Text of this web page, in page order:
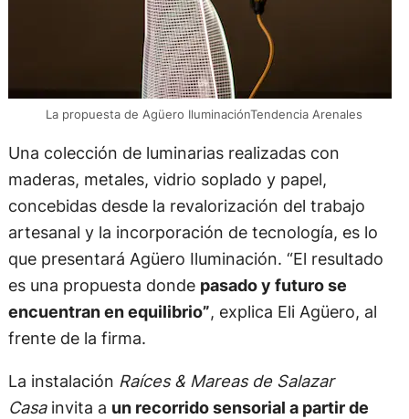
La propuesta de Agüero IluminaciónTendencia Arenales
Una colección de luminarias realizadas con
maderas, metales, vidrio soplado y papel,
concebidas desde la revalorización del trabajo
artesanal y la incorporación de tecnología, es lo
que presentará Agüero Iluminación. “El resultado
es una propuesta donde pasado y futuro se
encuentran en equilibrio”, explica Eli Agüero, al
frente de la firma.
La instalación Raíces & Mareas de Salazar
Casainvita a un recorrido sensorial a partir de